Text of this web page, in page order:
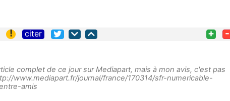
! citer + -
complet de ce jour sur Mediapart, mais à mon avis, c'est pas
www.mediapart.fr/journal/france/170314/sfr-numericable-
amis